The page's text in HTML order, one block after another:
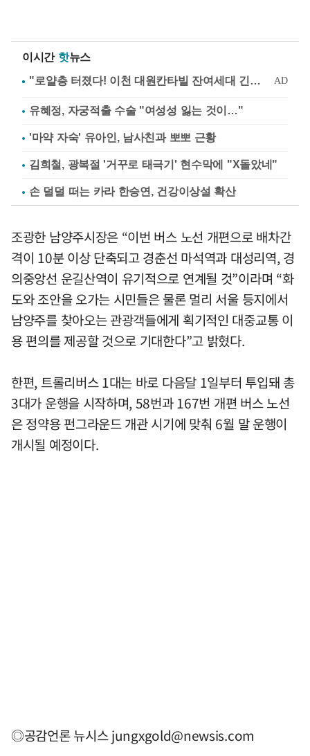
이시간 핫뉴스
유혜정, 자궁적출 수술 "여성성 잃는 것이…"
'마약 자숙' 유아인, 남사친과 뽀뽀 근황
김희철, 광복절 '거꾸로 태극기' 현수막에 "X돌았네"
손 덜덜 떠는 카라 한승연, 건강이상설 확산
조광한 남양주시장은 “이번 버스 노선 개편으로 배차간
격이 10분 이상 단축되고 경춘선 마석역과 대성리역, 경
의중앙선 운길산역이 유기적으로 연계될 것”이라며 “화
도와 조안을 오가는 시민들은 물론 멀리 서울 등지에서
남양주를 찾아오는 관광객들에게 획기적인 대중교통 이
용 편의를 제공할 것으로 기대한다”고 밝혔다.
한편, 트롤리버스 1대는 바로 다음달 1일부터 투입돼 총
3대가 운행을 시작하며, 58번과 167번 개편 버스 노선
은 정약용 펀그라운드 개관 시기에 맞춰 6월 말 운행이
개시될 예정이다.
◎공감언론 뉴시스jungxgold@newsis.com